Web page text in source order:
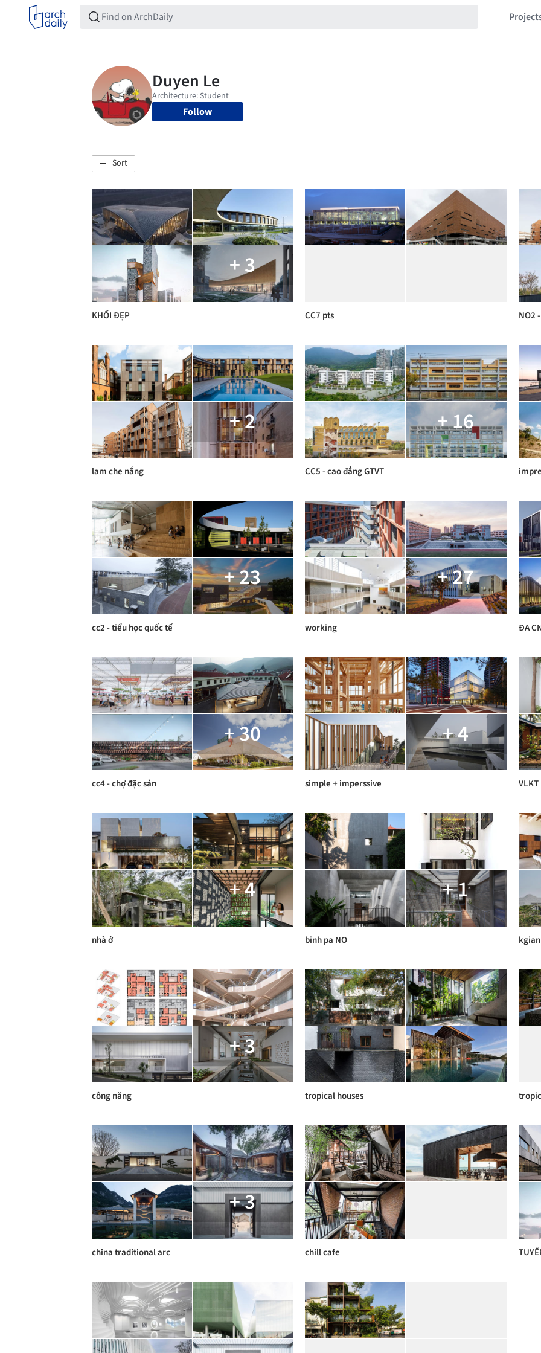
Follow
Sort
+ 3
KHỐI ĐẸP CC7 pts NO2
+ 2
lam che nắng
+ 16
CC5 - cao đẳng GTVT
+ 23
cc2 - tiểu học quốc tế
+ 27
working ĐA
+ 30
cc4 - chợ đặc sản
+ 4
simple + imperssive VLKT
+ 4
nhà ở
+ 1
binh pa NO
+ 3
công năng tropical houses
+ 3
china traditional arc chill cafe